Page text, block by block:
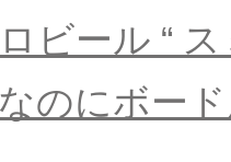
ビール “
のにボー